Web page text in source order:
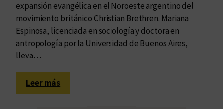
expansión evangélica en el Noroeste argentino del
movimiento británico Christian Brethren. Mariana
Espinosa, licenciada en sociología y doctora en
antropología por la Universidad de Buenos Aires,
lleva…
Leer más:
R